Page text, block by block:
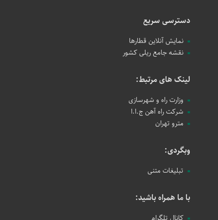
دسترسی سریع
نمایش آنلاین قطارها
نقشه جامع ریلی کشور
لینک های مرتبط:
وزارت راه و شهرسازی
شرکت راه آهن ج.ا.ا
مترو تهران
وبگردی:
تبلیغات متنی
با ما همراه باشید: